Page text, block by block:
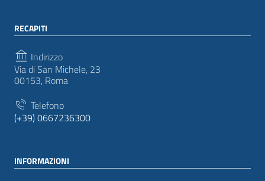
RECAPITI
Indirizzo
Via di San Michele, 23
00153, Roma
Telefono
(+39) 0667236300
INFORMAZIONI